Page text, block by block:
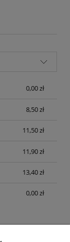
0,00 zł
8,50 zł
11,50 zł
11,90 zł
13,40 zł
0,00 zł